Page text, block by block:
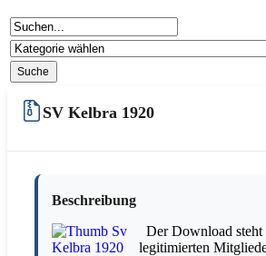
SV Kelbra 1920
Beschreibung
Der Download steht
legitimierten